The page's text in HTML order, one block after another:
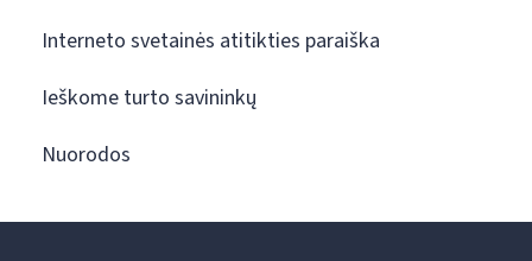
Interneto svetainės atitikties paraiška
Ieškome turto savininkų
Nuorodos